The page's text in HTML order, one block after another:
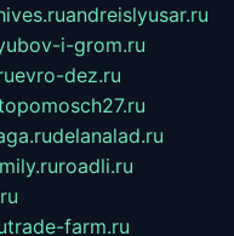
andreislyusar.ru
i-grom.ru
evro-dez.ru
delanalad.ru
roadli.ru
trade-farm.ru